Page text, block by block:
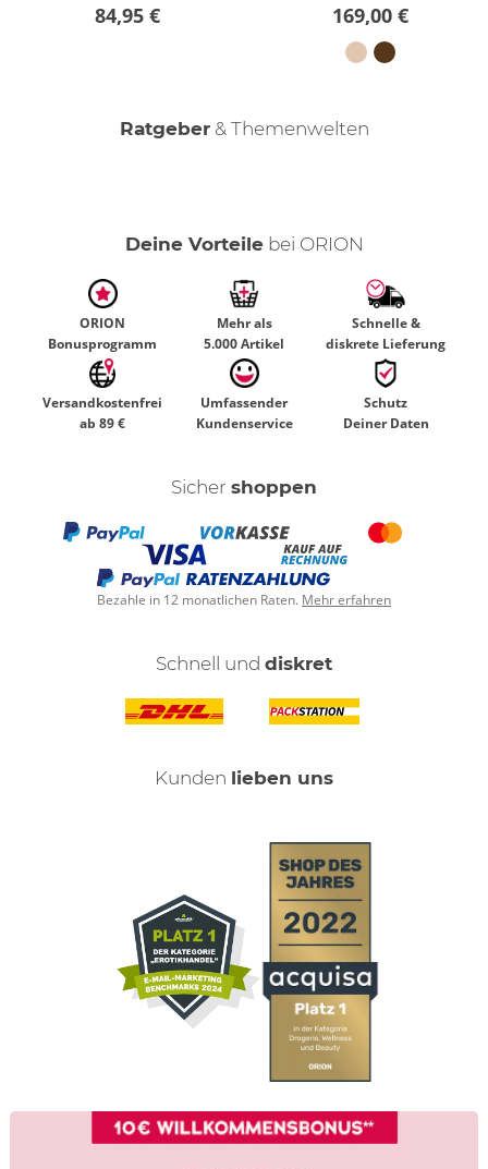
84,95 € 169,00 €
Ratgeber& Themenwelten
Realdolls kaufen - Dein Ratgeber
Der männliche Orgasmus
Keep it clean - Masturbatoren reinigen
Deine Vorteilebei ORION
ORION
Bonusprogramm
Mehr als
5.000 Artikel
Schnelle &
diskrete Lieferung
Versandkostenfrei
ab 89 €
Umfassender
Kundenservice
Schutz
Deiner Daten
Sicher shoppen
Bezahle in 12 monatlichen Raten. Mehr erfahren
Schnell und diskret
Kunden lieben uns